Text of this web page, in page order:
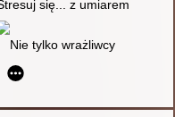
pracowników
się... z umiarem
z nim radzić?
Nie tylko wrażliwcy